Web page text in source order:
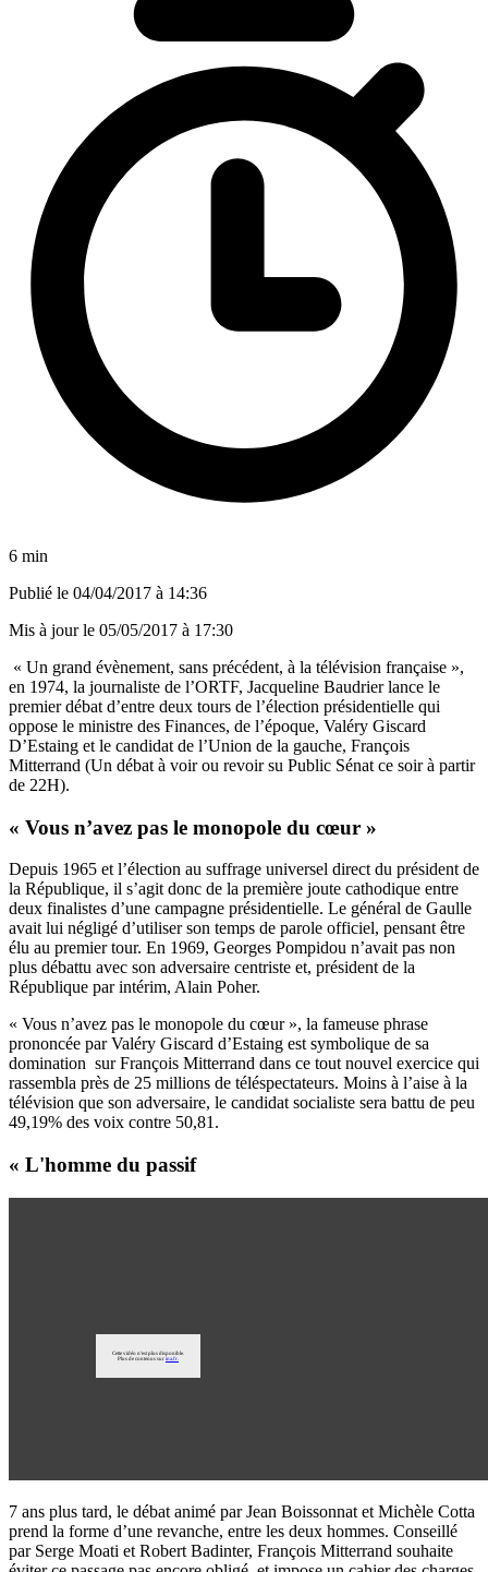
6 min
Publié le 04/04/2017 à 14:36
Mis à jour le 05/05/2017 à 17:30
« Un grand évènement, sans précédent, à la télévision française »,
en 1974, la journaliste de l’ORTF, Jacqueline Baudrier lance le
premier débat d’entre deux tours de l’élection présidentielle qui
oppose le ministre des Finances, de l’époque, Valéry Giscard
D’Estaing et le candidat de l’Union de la gauche, François
Mitterrand (Un débat à voir ou revoir su Public Sénat ce soir à partir
de 22H).
« Vous n’avez pas le monopole du cœur »
Depuis 1965 et l’élection au suffrage universel direct du président de
la République, il s’agit donc de la première joute cathodique entre
deux finalistes d’une campagne présidentielle. Le général de Gaulle
avait lui négligé d’utiliser son temps de parole officiel, pensant être
élu au premier tour. En 1969, Georges Pompidou n’avait pas non
plus débattu avec son adversaire centriste et, président de la
République par intérim, Alain Poher.
« Vous n’avez pas le monopole du cœur », la fameuse phrase
prononcée par Valéry Giscard d’Estaing est symbolique de sa
domination sur François Mitterrand dans ce tout nouvel exercice qui
rassembla près de 25 millions de téléspectateurs. Moins à l’aise à la
télévision que son adversaire, le candidat socialiste sera battu de peu
49,19% des voix contre 50,81.
« L'homme du passif
7 ans plus tard, le débat animé par Jean Boissonnat et Michèle Cotta
prend la forme d’une revanche, entre les deux hommes. Conseillé
par Serge Moati et Robert Badinter, François Mitterrand souhaite